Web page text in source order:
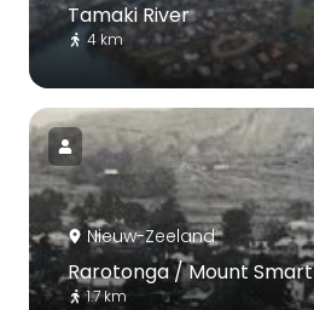
Tamaki River
4 km
Nieuw-Zeeland
Rarotonga / Mount Smart
1.7 km